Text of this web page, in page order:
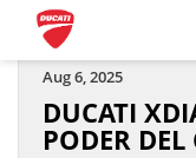
ARCHIVES BY TAG '
Aug 6, 2025
DUCATI
PODER